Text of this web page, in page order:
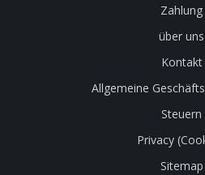
Zahlung
über uns
Kontakt
Allgemeine
Steuern
Privacy
Sitemap